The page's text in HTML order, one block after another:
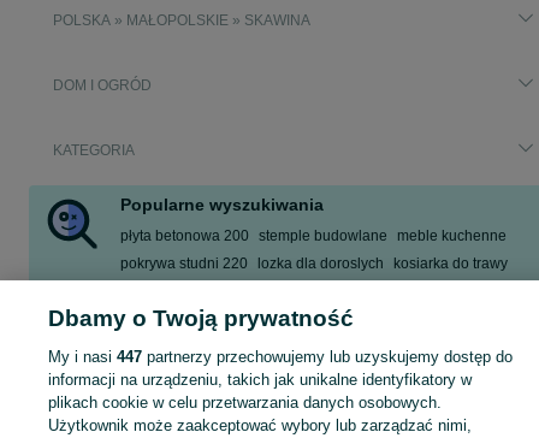
POLSKA » MAŁOPOLSKIE » SKAWINA
DOM I OGRÓD
KATEGORIA
Popularne wyszukiwania
płyta betonowa 200 stemple budowlane
meble kuchenne
pokrywa studni 220
lozka dla doroslych
kosiarka do trawy
Zobacz Więcej
Sprzedaż artykułów do domu i ogrodu Skawina ▶️ Szeroki wybór modeli i materiałów ✅ Nowe i używane w atrakcyjnych cenach ☝ Sprawdź oferty na OLX.pl! Zobacz
Dbamy o Twoją prywatność
My i nasi 447partnerzy przechowujemy lub uzyskujemy dostęp do
informacji na urządzeniu, takich jak unikalne identyfikatory w
plikach cookie w celu przetwarzania danych osobowych.
Użytkownik może zaakceptować wybory lub zarządzać nimi,